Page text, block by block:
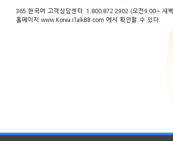
365 한국어 고객상담센터: 1.800.872.2902 (오전9:00~ 새
홈페이지 www.Korea.iTalkBB.com 에서 확인할 수 있다.